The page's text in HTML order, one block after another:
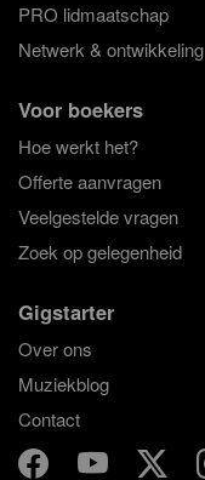
PRO lidmaatschap
Netwerk & ontwikkeling
Voor boekers
Hoe werkt het?
Offerte aanvragen
Veelgestelde vragen
Zoek op gelegenheid
Gigstarter
Over ons
Muziekblog
Contact